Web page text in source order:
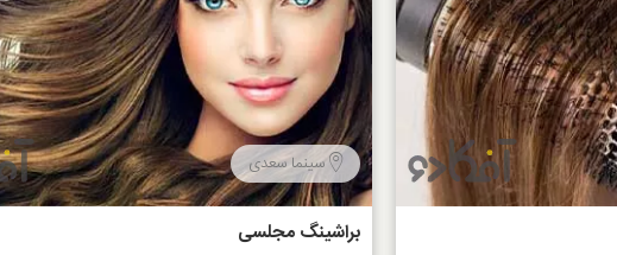
سینما سعدی
براشینگ مجلسی